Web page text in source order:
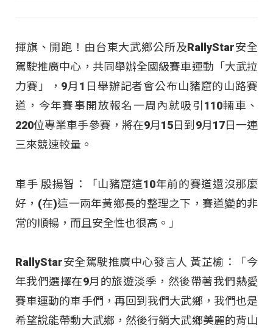
揮旗、開跑！由台東大武鄉公所及RallyStar安全
駕駛推廣中心，共同舉辦全國級賽車運動「大武拉
力賽」，9月1日舉辦記者會公布山豬窟的山路賽
道，今年賽事開放報名一周內就吸引110輛車、
220位專業車手參賽，將在9月15日到9月17日一連
三來競速較量。
車手 殷揚智：「山豬窟這10年前的賽道還沒那麼
好，(在)這一兩年黃鄉長的整理之下，賽道變的非
常的順暢，而且安全性也很高。」
RallyStar安全駕駛推廣中心發言人 黃芷榆：「今
年我們選擇在9月的旅遊淡季，然後帶著我們熱愛
賽車運動的車手們，再回到我們大武鄉，我們也是
希望說能帶動大武鄉，然後行銷大武鄉美麗的背山